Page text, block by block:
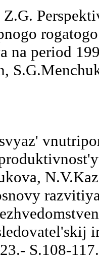
Z.G.
na period
S.108-117.